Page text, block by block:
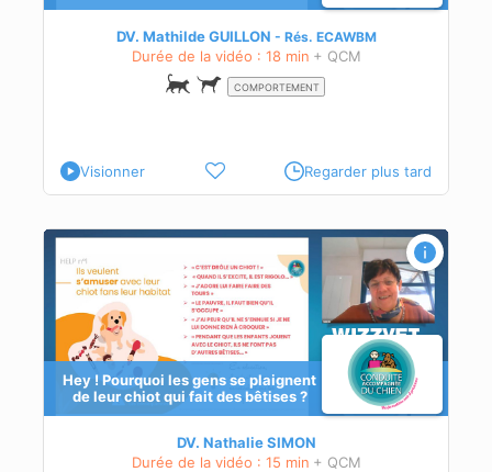
DV. Mathilde GUILLON Rés. ECAWBM
Durée de la vidéo : 18 min + QCM
COMPORTEMENT
Visionner Regarder plus tard
Hey ! Pourquoi les gens se plaignent
de leur chiot qui fait des bêtises ?
DV. Nathalie SIMON
Durée de la vidéo : 15 min + QCM